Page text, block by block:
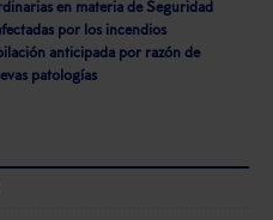
en materia de Seguridad
por los incendios
anticipada por razón de
patologías